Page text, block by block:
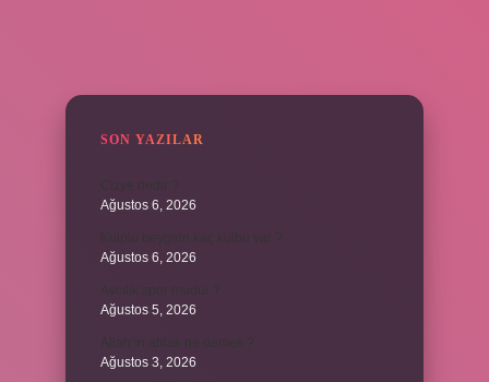
SON YAZILAR
Ağustos 6, 2026
Ağustos 6, 2026
Ağustos 5, 2026
Ağustos 3, 2026